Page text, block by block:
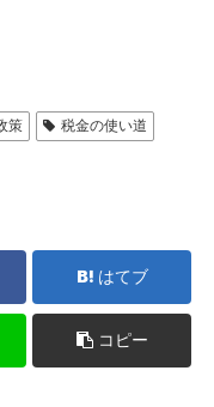
策
税金の使い道
はてブ
コピー